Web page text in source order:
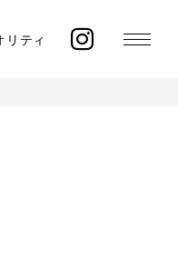
リティ